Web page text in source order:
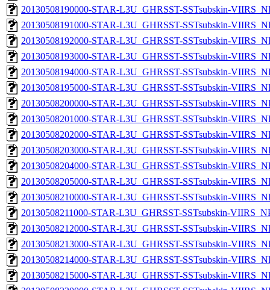
20130508190000-STAR-L3U_GHRSST-SSTsubskin-
20130508191000-STAR-L3U_GHRSST-SSTsubskin-
20130508192000-STAR-L3U_GHRSST-SSTsubskin-
20130508193000-STAR-L3U_GHRSST-SSTsubskin-
20130508194000-STAR-L3U_GHRSST-SSTsubskin-
20130508195000-STAR-L3U_GHRSST-SSTsubskin-
20130508200000-STAR-L3U_GHRSST-SSTsubskin-
20130508201000-STAR-L3U_GHRSST-SSTsubskin-
20130508202000-STAR-L3U_GHRSST-SSTsubskin-
20130508203000-STAR-L3U_GHRSST-SSTsubskin-
20130508204000-STAR-L3U_GHRSST-SSTsubskin-
20130508205000-STAR-L3U_GHRSST-SSTsubskin-
20130508210000-STAR-L3U_GHRSST-SSTsubskin-
20130508211000-STAR-L3U_GHRSST-SSTsubskin-
20130508212000-STAR-L3U_GHRSST-SSTsubskin-
20130508213000-STAR-L3U_GHRSST-SSTsubskin-
20130508214000-STAR-L3U_GHRSST-SSTsubskin-
20130508215000-STAR-L3U_GHRSST-SSTsubskin-